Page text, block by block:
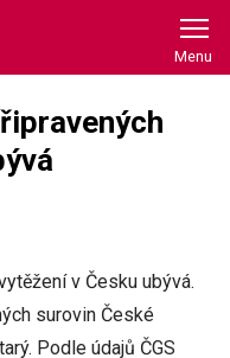
v Česku ubývá.
surovin České
Podle údajů ČGS